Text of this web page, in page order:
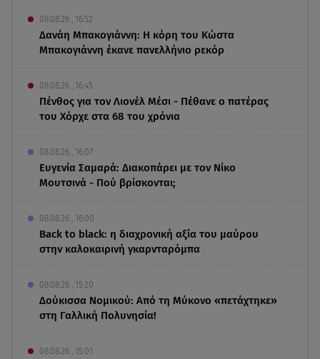
08.08.26 , 16:52
Δανάη Μπακογιάννη: Η κόρη του Κώστα
Μπακογιάννη έκανε πανελλήνιο ρεκόρ
08.08.26 , 16:45
Πένθος για τον Λιονέλ Μέσι - Πέθανε ο πατέρας
του Χόρχε στα 68 του χρόνια
08.08.26 , 16:07
Ευγενία Σαμαρά: Διακοπάρει με τον Νίκο
Μουτσινά - Πού βρίσκονται;
08.08.26 , 16:00
Back to black: η διαχρονική αξία του μαύρου
στην καλοκαιρινή γκαρνταρόμπα
08.08.26 , 15:20
Δούκισσα Νομικού: Από τη Μύκονο «πετάχτηκε»
στη Γαλλική Πολυνησία!
08.08.26 , 15:01